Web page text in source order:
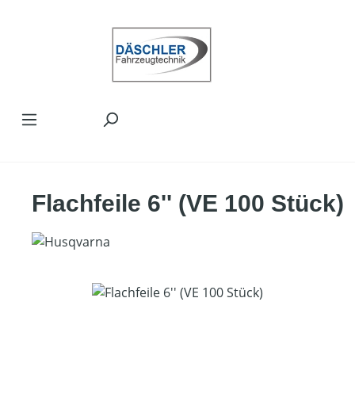
Flachfeile 6'' (VE 100 Stück)
Bildergalerie überspringen